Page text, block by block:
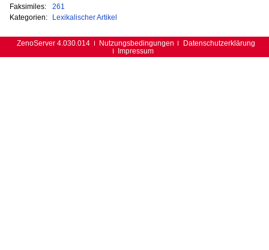
Faksimiles:
261
Kategorien:
Lexikalischer Artikel
ZenoServer 4.030.014 Nutzungsbedingungen
Datenschutzerklärung
Impressum